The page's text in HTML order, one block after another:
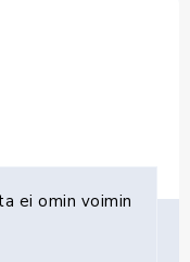
ei omin voimin